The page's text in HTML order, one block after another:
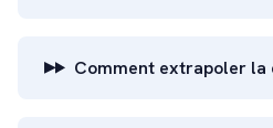
Comment extrapoler la